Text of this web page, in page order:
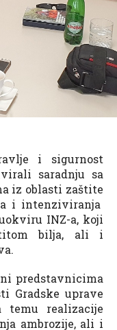
i sigurnost
saradnju sa
iz oblasti zaštite
i intenziviranja
INZ-a, koji
bilja, ali i
predstavnicima
Gradske uprave
temu realizacije
ambrozije, ali i